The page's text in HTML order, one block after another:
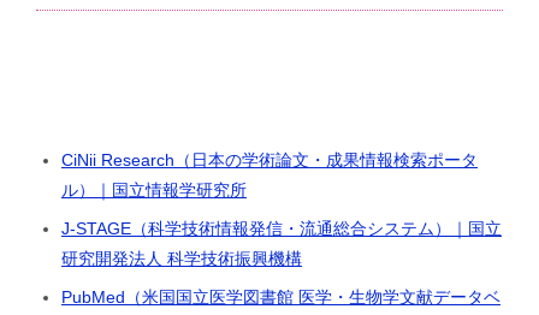
CiNii Research（日本の学術論文・成果情報検索ポータ
ル）｜国立情報学研究所
J-STAGE（科学技術情報発信・流通総合システム）｜国立
研究開発法人 科学技術振興機構
PubMed（米国国立医学図書館 医学・生物学文献データベ